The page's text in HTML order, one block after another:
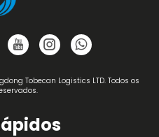
Tobecan Logistics LTD. Todos os